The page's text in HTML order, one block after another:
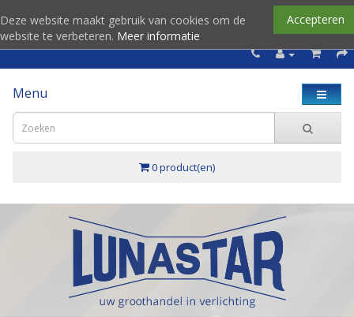
Accepteren
Deze website maakt gebruik van cookies om de
website te verbeteren. Meer informatie
Menu
0 product(en)